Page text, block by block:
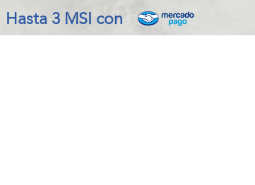
Hasta 3 MSI con